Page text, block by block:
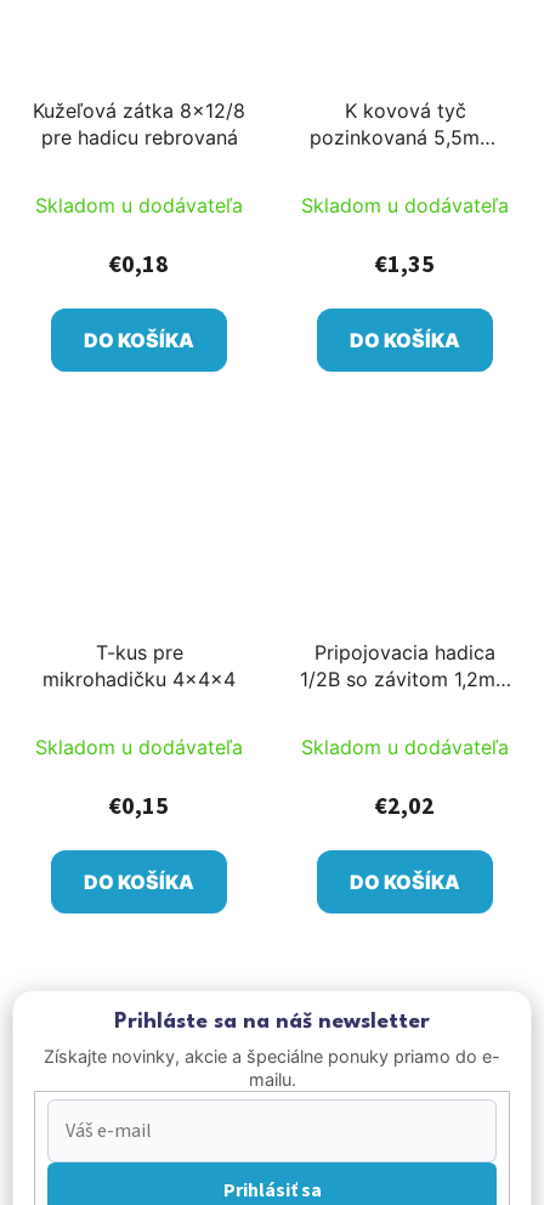
Kužeľová zátka 8x12/8
pre hadicu rebrovaná
Skladom u dodávateľa
€0,18
DO KOŠÍKA
K kovová tyč
pozinkovaná 5,5mm,
Skladom u dodávateľa
€1,35
DO KOŠÍKA
T-kus pre
mikrohadičku 4x4x4
Skladom u dodávateľa
€0,15
DO KOŠÍKA
Pripojovacia hadica
1/2B so závitom 1,2m s
adaptérom
Skladom u dodávateľa
€2,02
DO KOŠÍKA
Prihláste sa na náš newsletter
Získajte novinky, akcie a špeciálne ponuky priamo do e-
mailu.
Prihlásiť sa